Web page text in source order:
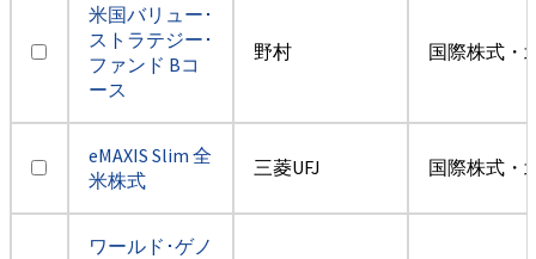
米国バリュー･
ストラテジー･
ファンド Bコ
ース
野村 国際株式・
eMAXIS Slim 全
米株式
三菱UFJ 国際株式・
ワールド･ゲノ